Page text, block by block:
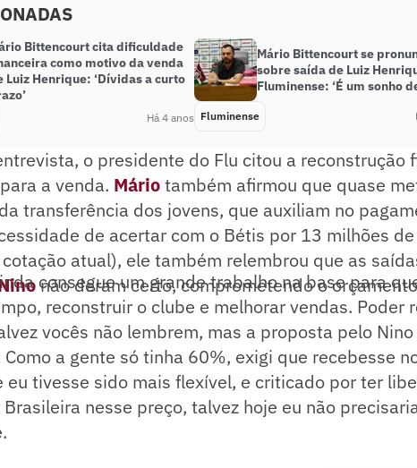
Bittencourt cita dificuldade
como motivo da venda
Luiz Henrique: ‘Dívidas a curto
Há 4 anos
Mário Bittencourt se
sobre saída de Luiz
Fluminense: ‘É um sonho
Fluminense
o presidente do Flu citou a reconstrução
a venda. Máriotambém afirmou que quase
transferência dos jovens, que auxiliam no
de acertar com o Bétis por 13 milhões
atual), ele também relembrou que as
não deram certo, comprometendo o
consegue um grande trabalho na base para
reconstruir o clube e melhorar vendas. Poder
vocês não lembrem, mas a proposta pelo
a gente só tinha 60%, exigi que recebesse
eu tivesse sido mais flexível, e criticado por ter
Brasileira nesse preço, talvez hoje eu não